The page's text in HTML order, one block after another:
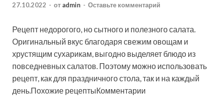
27.10.2022 - от admin - Оставьте комментарий
Рецепт недорогого, но сытного и полезного салата.
Оригинальный вкус благодаря свежим овощам и
хрустящим сухарикам, выгодно выделяет блюдо из
повседневных салатов. Поэтому можно использовать
рецепт, как для праздничного стола, так и на каждый
день.Похожие рецептыКомментарии